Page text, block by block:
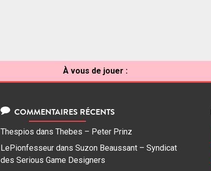
À vous de jouer :
COMMENTAIRES RÉCENTS
Thespios dans Thebes – Peter Prinz
LePionfesseur dans Suzon Beaussant – Syndicat
des Serious Game Designers